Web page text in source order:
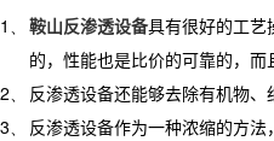
1、 鞍山反渗透设备具有很好的工艺
的，性能也是比价的可靠的，
2、
反渗透设备还能够去除有机物
3、
反渗透设备作为一种浓缩的方法